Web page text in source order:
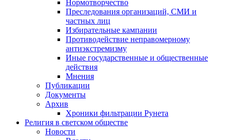
Нормотворчество
Преследования организаций, СМИ и
частных лиц
Избирательные кампании
Противодействие неправомерному
антиэкстремизму
Иные государственные и общественные
действия
Мнения
Публикации
Документы
Архив
Хроники фильтрации Рунета
Религия в светском обществе
Новости